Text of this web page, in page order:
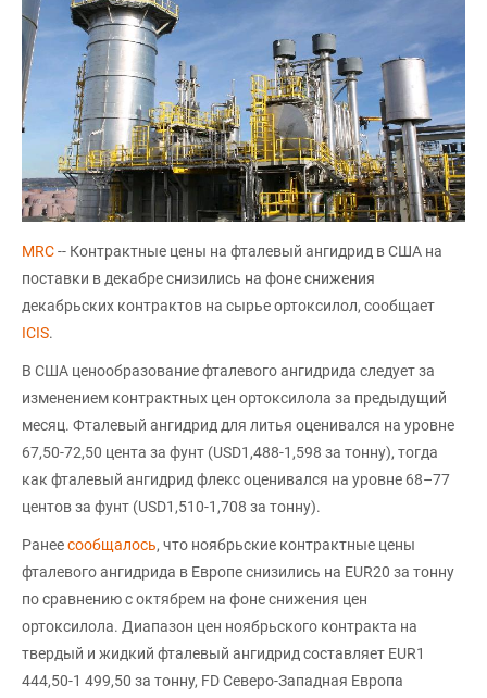
MRC-- Контрактные цены на фталевый ангидрид в США на
поставки в декабре снизились на фоне снижения
декабрьских контрактов на сырье ортоксилол, сообщает
ICIS.
В США ценообразование фталевого ангидрида следует за
изменением контрактных цен ортоксилола за предыдущий
месяц. Фталевый ангидрид для литья оценивался на уровне
67,50-72,50 цента за фунт (USD1,488-1,598 за тонну), тогда
как фталевый ангидрид флекс оценивался на уровне 68–77
центов за фунт (USD1,510-1,708 за тонну).
Ранеесообщалось, что ноябрьские контрактные цены
фталевого ангидрида в Европе снизились на EUR20 за тонну
по сравнению с октябрем на фоне снижения цен
ортоксилола. Диапазон цен ноябрьского контракта на
твердый и жидкий фталевый ангидрид составляет EUR1
444,50-1 499,50 за тонну, FD Северо-Западная Европа